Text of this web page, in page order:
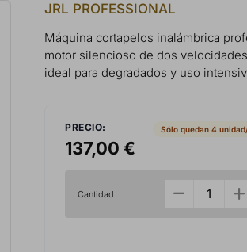
JRL PROFESSIONAL
Máquina cortapelos inalámbrica
motor silencioso de dos
ideal para degradados y uso
PRECIO:
137,00 €
Sólo quedan 4
Cantidad